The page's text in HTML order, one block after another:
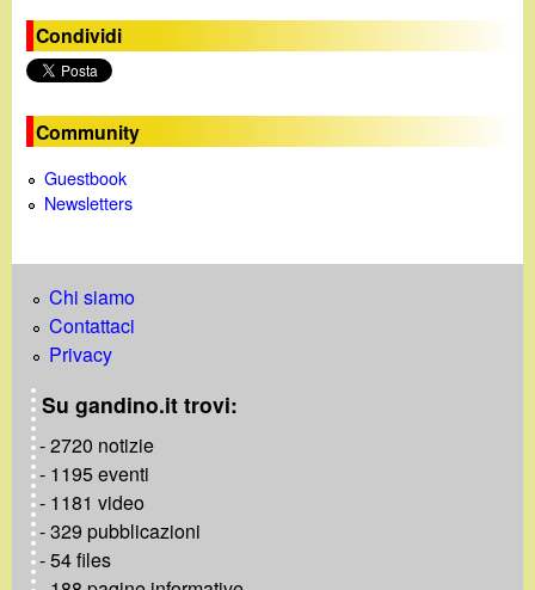
g
i
n
e
Condividi
Community
Guestbook
Newsletters
Chi siamo
Contattaci
Privacy
Su gandino.it trovi:
- 2720 notizie
- 1195 eventi
- 1181 video
- 329 pubblicazioni
- 54 files